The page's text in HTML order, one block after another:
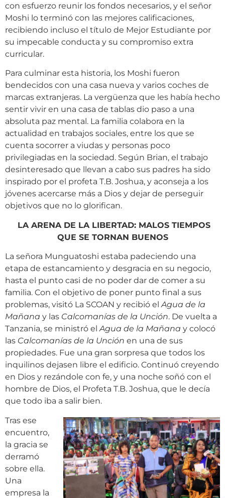
con esfuerzo reunir los fondos necesarios, y el señor
Moshi lo terminó con las mejores calificaciones,
recibiendo incluso el título de Mejor Estudiante por
su impecable conducta y su compromiso extra
curricular.
Para culminar esta historia, los Moshi fueron
bendecidos con una casa nueva y varios coches de
marcas extranjeras. La vergüenza que les había hecho
sentir vivir en una casa de tablas dio paso a una
absoluta paz mental. La familia colabora en la
actualidad en trabajos sociales, entre los que se
cuenta socorrer a viudas y personas poco
privilegiadas en la sociedad. Según Brian, el trabajo
desinteresado que llevan a cabo sus padres ha sido
inspirado por el profeta T.B. Joshua, y aconseja a los
jóvenes acercarse más a Dios y dejar de perseguir
objetivos que no lo glorifican.
LA ARENA DE LA LIBERTAD: MALOS TIEMPOS
QUE SE TORNAN BUENOS
La señora Munguatoshi estaba padeciendo una
etapa de estancamiento y desgracia en su negocio,
hasta el punto casi de no poder dar de comer a su
familia. Con el objetivo de poner punto final a sus
problemas, visitó La SCOAN y recibió elAgua de la
Mañana y las Calcomanías de la Unción. De vuelta a
Tanzania, se ministró elAgua de la Mañana y colocó
las Calcomanías de la Unción en una de sus
propiedades. Fue una gran sorpresa que todos los
inquilinos dejasen libre el edificio. Continuó creyendo
en Dios y rezándole con fe, y una noche soñó con el
hombre de Dios, el Profeta T.B. Joshua, que le decía
que todo iba a salir bien.
Tras ese
encuentro,
la gracia se
derramó
sobre ella.
Una
empresa la